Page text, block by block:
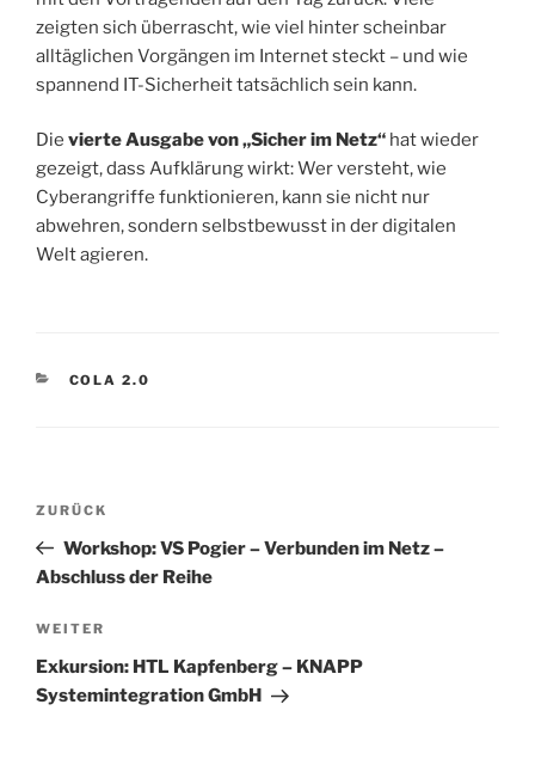
zeigten sich überrascht, wie viel hinter scheinbar
alltäglichen Vorgängen im Internet steckt – und wie
spannend IT-Sicherheit tatsächlich sein kann.
Die vierte Ausgabe von „Sicher im Netz“ hat wieder
gezeigt, dass Aufklärung wirkt: Wer versteht, wie
Cyberangriffe funktionieren, kann sie nicht nur
abwehren, sondern selbstbewusst in der digitalen
Welt agieren.
KATEGORIEN
COLA 2.0
Beitragsnavigation
Vorheriger
Beitrag
ZURÜCK
Workshop: VS Pogier – Verbunden im Netz –
Abschluss der Reihe
Nächster
Beitrag
WEITER
Exkursion: HTL Kapfenberg – KNAPP
Systemintegration GmbH